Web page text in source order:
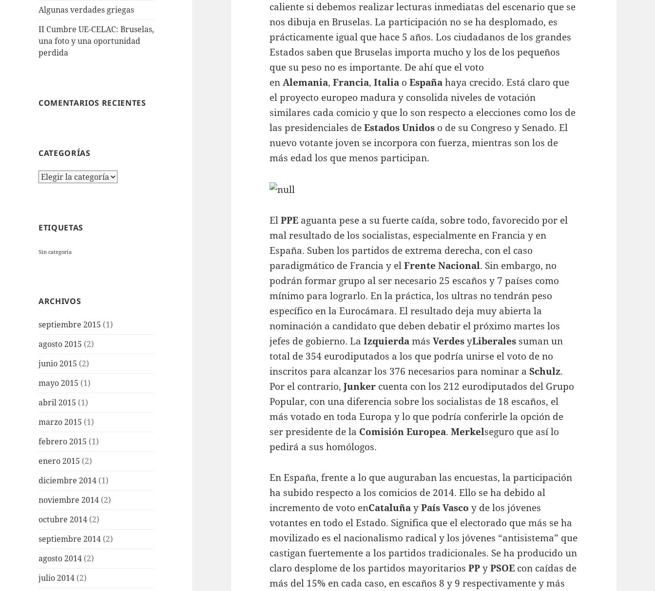
Algunas verdades griegas
II Cumbre UE-CELAC: Bruselas,
una foto y una oportunidad
perdida
COMENTARIOS RECIENTES
CATEGORÍAS
Categorías
ETIQUETAS
Sin categoría
ARCHIVOS
septiembre 2015 (1)
agosto 2015 (2)
junio 2015 (2)
mayo 2015 (1)
abril 2015 (1)
marzo 2015 (1)
febrero 2015 (1)
enero 2015 (2)
diciembre 2014 (1)
noviembre 2014 (2)
octubre 2014 (2)
septiembre 2014 (2)
agosto 2014 (2)
julio 2014 (2)
caliente si debemos realizar lecturas inmediatas del escenario que se
nos dibuja en Bruselas. La participación no se ha desplomado, es
prácticamente igual que hace 5 años. Los ciudadanos de los grandes
Estados saben que Bruselas importa mucho y los de los pequeños
que su peso no es importante. De ahí que el voto
enAlemania,Francia,Italia oEspañahaya crecido. Está claro que
el proyecto europeo madura y consolida niveles de votación
similares cada comicio y que lo son respecto a elecciones como los de
las presidenciales deEstados Unidos o de su Congreso y Senado. El
nuevo votante joven se incorpora con fuerza, mientras son los de
más edad los que menos participan.
ElPPE aguanta pese a su fuerte caída, sobre todo, favorecido por el
mal resultado de los socialistas, especialmente en Francia y en
España. Suben los partidos de extrema derecha, con el caso
paradigmático de Francia y elFrente Nacional. Sin embargo, no
podrán formar grupo al ser necesario 25 escaños y 7 países como
mínimo para lograrlo. En la práctica, los ultras no tendrán peso
específico en la Eurocámara. El resultado deja muy abierta la
nominación a candidato que deben debatir el próximo martes los
jefes de gobierno. LaIzquierdamásVerdesyLiberales suman un
total de 354 eurodiputados a los que podría unirse el voto de no
inscritos para alcanzar los 376 necesarios para nominar aSchulz.
Por el contrario,Junker cuenta con los 212 eurodiputados del Grupo
Popular, con una diferencia sobre los socialistas de 18 escaños, el
más votado en toda Europa y lo que podría conferirle la opción de
ser presidente de la Comisión Europea.Merkelseguro que así lo
pedirá a sus homólogos.
En España, frente a lo que auguraban las encuestas, la participación
ha subido respecto a los comicios de 2014. Ello se ha debido al
incremento de voto enCataluñayPaís Vasco y de los jóvenes
votantes en todo el Estado. Significa que el electorado que más se ha
movilizado es el nacionalismo radical y los jóvenes “antisistema” que
castigan fuertemente a los partidos tradicionales. Se ha producido un
claro desplome de los partidos mayoritariosPPyPSOE con caídas de
más del 15% en cada caso, en escaños 8 y 9 respectivamente y más